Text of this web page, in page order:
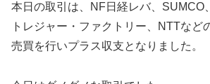
本日の取引は、NF日経レバ、SUMCO、
トレジャー・ファクトリー、NTTなど
売買を行いプラス収支となりました。